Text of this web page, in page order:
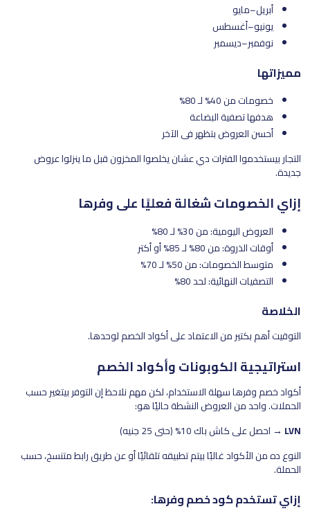
أبريل–مايو
يونيو–أغسطس
نوفمبر–ديسمبر
مميزاتها
خصومات من 40% لـ 80%
هدفها تصفية البضاعة
أحسن العروض بتظهر في الآخر
التجار بيستخدموا الفترات دي عشان يخلصوا المخزون قبل ما ينزلوا عروض
جديدة.
إزاي الخصومات شغالة فعليًا على وفرها
العروض اليومية: من 30% لـ 80%
أوقات الذروة: من 80% لـ 85% أو أكتر
متوسط الخصومات: من 50% لـ 70%
التصفيات النهائية: لحد 80%
الخلاصة
التوقيت أهم بكتير من الاعتماد على أكواد الخصم لوحدها.
استراتيجية الكوبونات وأكواد الخصم
أكواد خصم وفرها سهلة الاستخدام، لكن مهم نلاحظ إن التوفر بيتغير حسب
الحملات. واحد من العروض النشطة حاليًا هو:
LVN → احصل على كاش باك 10% (حتى 25 جنيه)
النوع ده من الأكواد غالبًا بيتم تطبيقه تلقائيًا أو عن طريق رابط متنسخ، حسب
الحملة.
إزاي تستخدم كود خصم وفرها: